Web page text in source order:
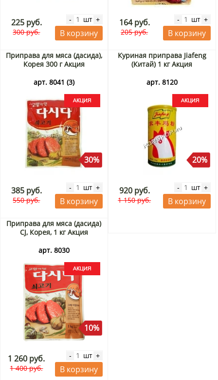
225 руб.
300 руб.
- шт +
В корзину
164 руб.
205 руб.
- шт +
В корзину
Приправа для мяса (дасида),
Корея 300 г Акция
арт. 8041 (3)
30%
385 руб.
550 руб.
- шт +
В корзину
Куриная приправа Jiafeng
(Китай) 1 кг Акция
арт. 8120
20%
920 руб.
1 150 руб.
- шт +
В корзину
Приправа для мяса (дасида)
CJ, Корея, 1 кг Акция
арт. 8030
10%
1 260 руб.
1 400 руб.
- шт +
В корзину